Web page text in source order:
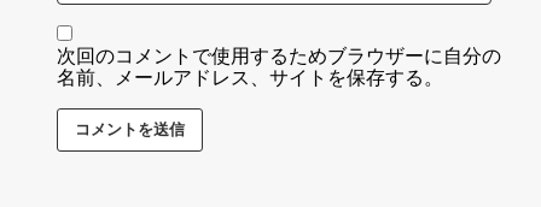
次回のコメントで使用するためブラウザーに自分の
名前、メールアドレス、サイトを保存する。